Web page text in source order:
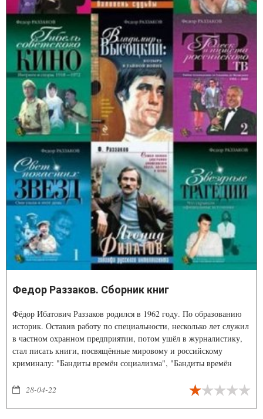
Федор Раззаков. Сборник книг
Фёдор Ибатович Раззаков родился в 1962 году. По образованию
историк. Оставив работу по специальности, несколько лет служил
в частном охранном предприятии, потом ушёл в журналистику,
стал писать книги, посвящённые мировому и российскому
криминалу: "Бандиты времён социализма", "Бандиты времён
биографии "звёзд" российской культуры и спорта.
28-04-22